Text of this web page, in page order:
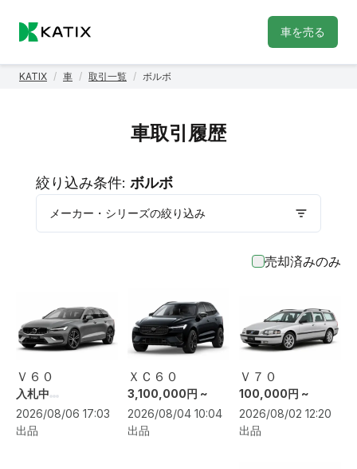
車を売る
KATIX / 車 / 取引一覧 / ボルボ
車取引履歴
絞り込み条件: ボルボ
メーカー・シリーズの絞り込み
売却済みのみ
Ｖ６０
入札中
2026/08/06 17:03
出品
ＸＣ６０
3,100,000円 ~
2026/08/04 10:04
出品
Ｖ７０
100,000円 ~
2026/08/02 12:20
出品